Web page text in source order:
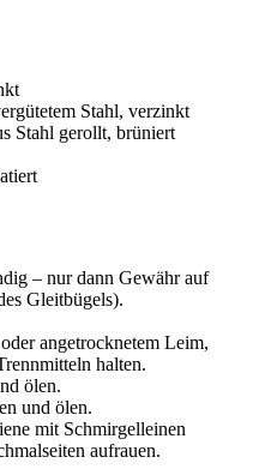
Stahl, verzinkt
Stahl gerollt, brüniert
– nur dann Gewähr auf
Gleitbügels).
angetrocknetem Leim,
halten.
ölen.
und ölen.
mit Schmirgelleinen
aufrauen.